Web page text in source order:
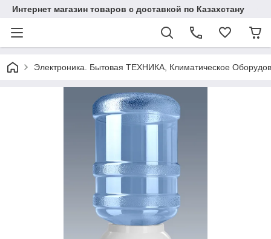
Интернет магазин товаров с доставкой по Казахстану
Электроника. Бытовая ТЕХНИКА, Климатическое